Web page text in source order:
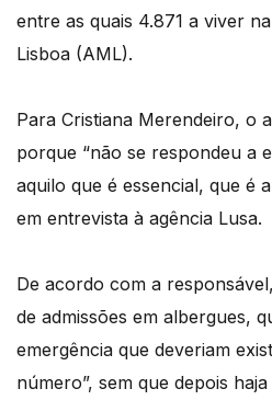
entre as quais 4.871 a viver
Lisboa (AML).
Para Cristiana Merendeiro, o
porque “não se respondeu a
aquilo que é essencial, que é
em entrevista à agência Lusa.
De acordo com a
de admissões em albergues,
emergência que deveriam
número”, sem que depois